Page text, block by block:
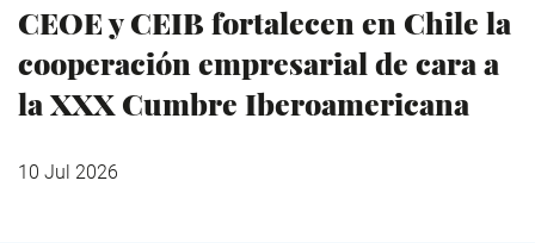
CEOE y CEIB fortalecen en Chile la
cooperación empresarial de cara a
la XXX Cumbre Iberoamericana
10 Jul 2026